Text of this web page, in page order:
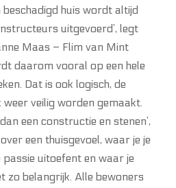
beschadigd huis wordt altijd
uitgevoerd’, legt
Maas – Flim van Mint
daarom vooral op een hele
Dat is ook logisch, de
veilig worden gemaakt.
een constructie en stenen’,
een thuisgevoel, waar je je
uitoefent en waar je
zo belangrijk. Alle bewoners